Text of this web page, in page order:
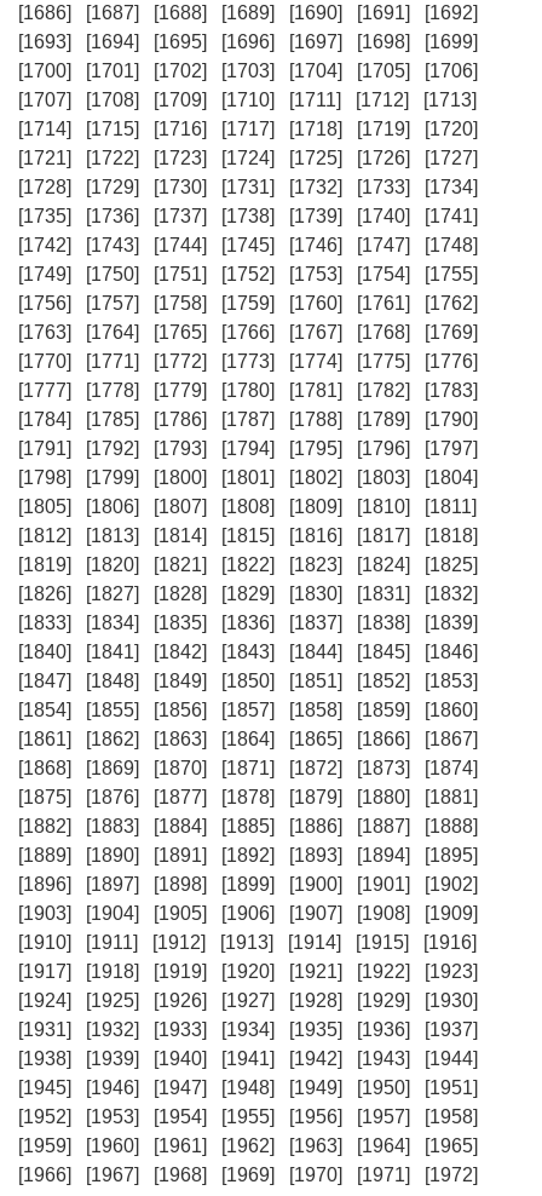
[1686]
[1687] [1688] [1689] [1690] [1691]
[1692]
[1693]
[1694] [1695] [1696] [1697] [1698]
[1699]
[1700]
[1701] [1702] [1703] [1704] [1705]
[1706]
[1707]
[1708] [1709] [1710] [1711] [1712]
[1713]
[1714]
[1715] [1716] [1717] [1718] [1719]
[1720]
[1721]
[1722] [1723] [1724] [1725] [1726]
[1727]
[1728]
[1729] [1730] [1731] [1732] [1733]
[1734]
[1735]
[1736] [1737] [1738] [1739] [1740]
[1741]
[1742]
[1743] [1744] [1745] [1746] [1747]
[1748]
[1749]
[1750] [1751] [1752] [1753] [1754]
[1755]
[1756]
[1757] [1758] [1759] [1760] [1761]
[1762]
[1763]
[1764] [1765] [1766] [1767] [1768]
[1769]
[1770]
[1771] [1772] [1773] [1774] [1775]
[1776]
[1777]
[1778] [1779] [1780] [1781] [1782]
[1783]
[1784]
[1785] [1786] [1787] [1788] [1789]
[1790]
[1791]
[1792] [1793] [1794] [1795] [1796]
[1797]
[1798]
[1799] [1800] [1801] [1802] [1803]
[1804]
[1805]
[1806] [1807] [1808] [1809] [1810]
[1811]
[1812]
[1813] [1814] [1815] [1816] [1817]
[1818]
[1819]
[1820] [1821] [1822] [1823] [1824]
[1825]
[1826]
[1827] [1828] [1829] [1830] [1831]
[1832]
[1833]
[1834] [1835] [1836] [1837] [1838]
[1839]
[1840]
[1841] [1842] [1843] [1844] [1845]
[1846]
[1847]
[1848] [1849] [1850] [1851] [1852]
[1853]
[1854]
[1855] [1856] [1857] [1858] [1859]
[1860]
[1861]
[1862] [1863] [1864] [1865] [1866]
[1867]
[1868]
[1869] [1870] [1871] [1872] [1873]
[1874]
[1875]
[1876] [1877] [1878] [1879] [1880]
[1881]
[1882]
[1883] [1884] [1885] [1886] [1887]
[1888]
[1889]
[1890] [1891] [1892] [1893] [1894]
[1895]
[1896]
[1897] [1898] [1899] [1900] [1901]
[1902]
[1903]
[1904] [1905] [1906] [1907] [1908]
[1909]
[1910]
[1911] [1912] [1913] [1914] [1915]
[1916]
[1917]
[1918] [1919] [1920] [1921] [1922]
[1923]
[1924]
[1925] [1926] [1927] [1928] [1929]
[1930]
[1931]
[1932] [1933] [1934] [1935] [1936]
[1937]
[1938]
[1939] [1940] [1941] [1942] [1943]
[1944]
[1945]
[1946] [1947] [1948] [1949] [1950]
[1951]
[1952]
[1953] [1954] [1955] [1956] [1957]
[1958]
[1959]
[1960] [1961] [1962] [1963] [1964]
[1965]
[1966]
[1967] [1968] [1969] [1970] [1971]
[1972]